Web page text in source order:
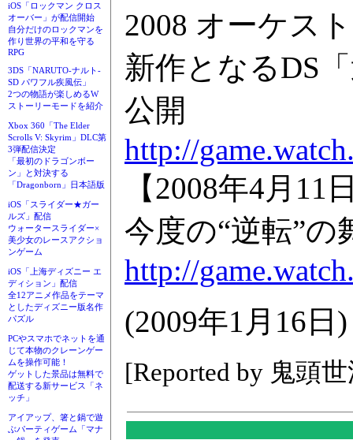
iOS「ロックマン クロス
オーバー」が配信開始
自分だけのロックマンを
作り世界の平和を守る
RPG
3DS「NARUTO-ナルト-
SD パワフル疾風伝」
2つの物語が楽しめるW
ストーリーモードを紹介
Xbox 360「The Elder
Scrolls V: Skyrim」DLC第
3弾配信決定
「最初のドラゴンボー
ン」と対決する
「Dragonborn」日本語版
iOS「スライダー★ガー
ルズ」配信
ウォータースライダー×
美少女のレースアクショ
ンゲーム
iOS「上海ディズニー エ
ディション」配信
全12アニメ作品をテーマ
としたディズニー版名作
パズル
PCやスマホでネットを通
じて本物のクレーンゲー
ムを操作可能！
ゲットした景品は無料で
配送する新サービス「ネ
ッチ」
アイアップ、箸と鍋で遊
ぶパーティゲーム「マナ
2008 オーケス
新作となるDS
公開
http://
【2008年4月
今度の“逆転”
http://
(2009年1月16日)
[Reported by 鬼頭